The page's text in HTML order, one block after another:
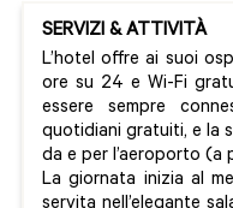
SERVIZI & ATTIVITÀ
L’hotel offre ai suoi
ore su 24 e Wi-Fi
essere sempre
quotidiani gratuiti, e la
da e per l’aeroporto (a
La giornata inizia al